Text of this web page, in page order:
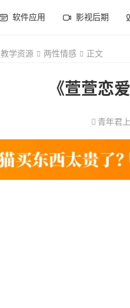
软件应用 影视后期
教学资源 两性情感 正文
《萱萱恋
青年君上